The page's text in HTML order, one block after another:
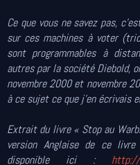
Ce que vous ne savez pas,
sur ces machines à voter
sont programmables à
autres par la société Diebold,
novembre 2000 et novembre
à ce sujet ce que j’en écrivais
Extrait du livre « Stop au
version Anglaise de ce
disponible ici : http://